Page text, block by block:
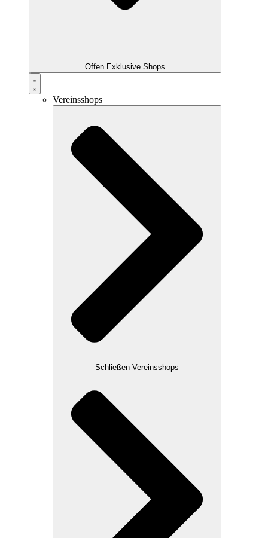
Offen Exklusive Shops
Vereinsshops
Schließen Vereinsshops